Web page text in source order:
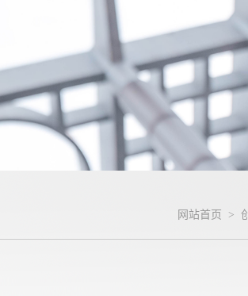
网站首页 >